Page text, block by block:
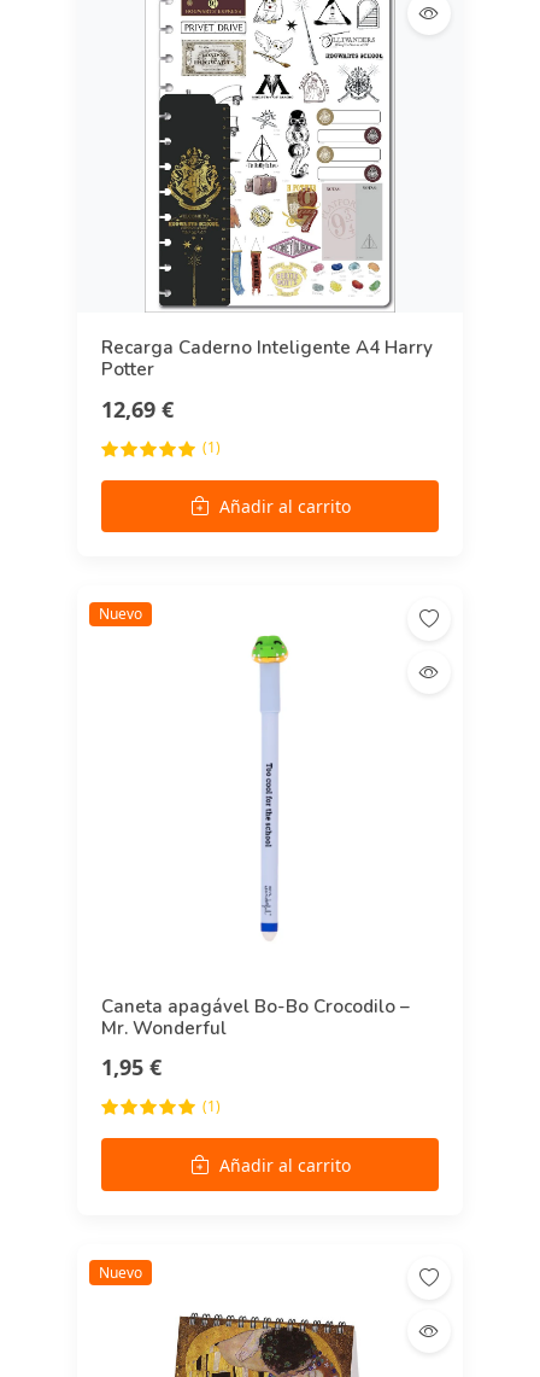
Recarga Caderno Inteligente A4 Harry
Potter
12,69 €
(1)
Añadir al carrito
Nuevo
Caneta apagável Bo-Bo Crocodilo –
Mr. Wonderful
1,95 €
(1)
Añadir al carrito
Nuevo